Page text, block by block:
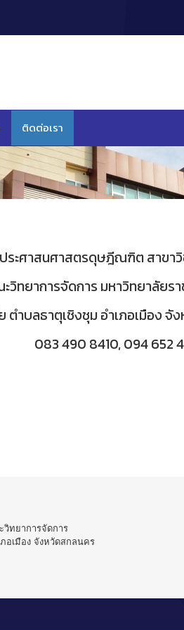
ติดต่อเรา
ระศาสนศาสตรดุษฎีณฑิต สาขา
วิทยาการจัดการ มหาวิทยาลัยร
ตำบลธาตุเชิงชุม อำเภอเมือง
083 490 8410, 094 652
ทยาการจัดการ
อเมือง จังหวัดสกลนคร